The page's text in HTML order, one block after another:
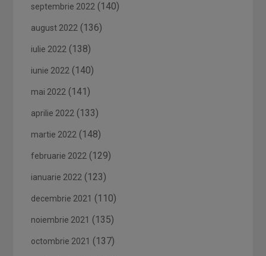
septembrie 2022 (140)
august 2022 (136)
iulie 2022 (138)
iunie 2022 (140)
mai 2022 (141)
aprilie 2022 (133)
martie 2022 (148)
februarie 2022 (129)
ianuarie 2022 (123)
decembrie 2021 (110)
noiembrie 2021 (135)
octombrie 2021 (137)